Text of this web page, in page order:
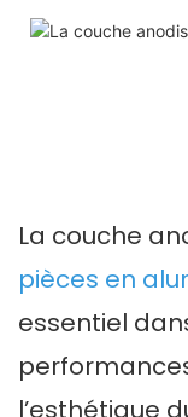
La couche
pièces en
essentiel
l’esthétique